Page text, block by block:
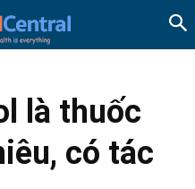
là thuốc
có tác